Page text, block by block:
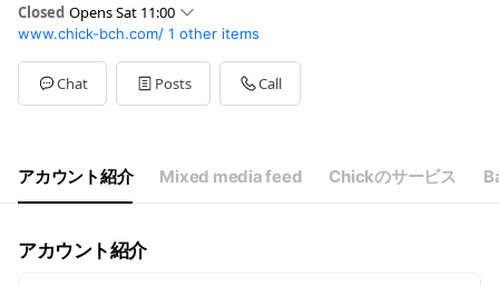
Closed Opens Sat 11:00
Sun11:00 - 13:00,14:00 - 19:00
MonClosed
Tue11:00 - 13:00,14:00 - 19:00
Wed11:00 - 13:00,14:00 - 19:00
11:00 - 13:00,14:00 - 19:00
www.chick-bch.com/ 1 other items
Chat Posts Call
アカウント紹介 Mixed media feed Chickのサービス
アカウント紹介